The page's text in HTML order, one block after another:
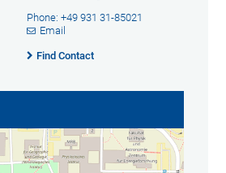
Phone: +49 931 31-85021
Email
Find Contact